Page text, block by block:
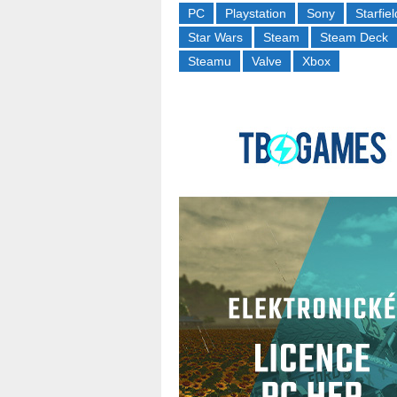
PC Playstation Sony
Star Wars
Steam
Steam Deck
Steamu
Valve Xbox